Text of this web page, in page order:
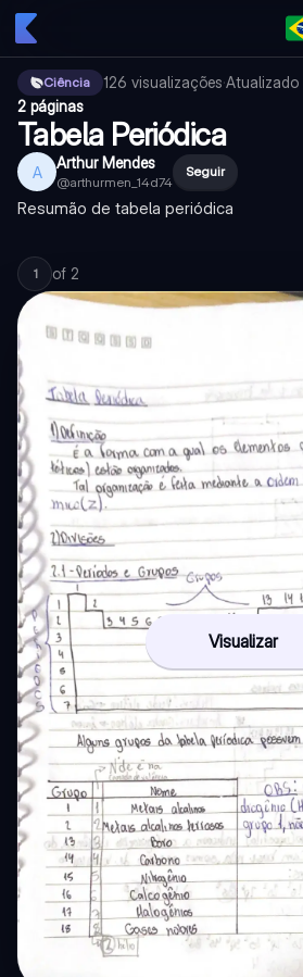
Ciência 126 visualizações·Atualizado
2 páginas
Tabela Periódica
A Arthur Mendes
@arthurmen_14d74
Seguir
Resumão de tabela periódica
1 of 2
Visualizar